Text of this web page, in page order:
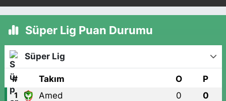
Süper Lig Puan Durumu
Süper Lig
# Takım O P
1 Amed 0 0